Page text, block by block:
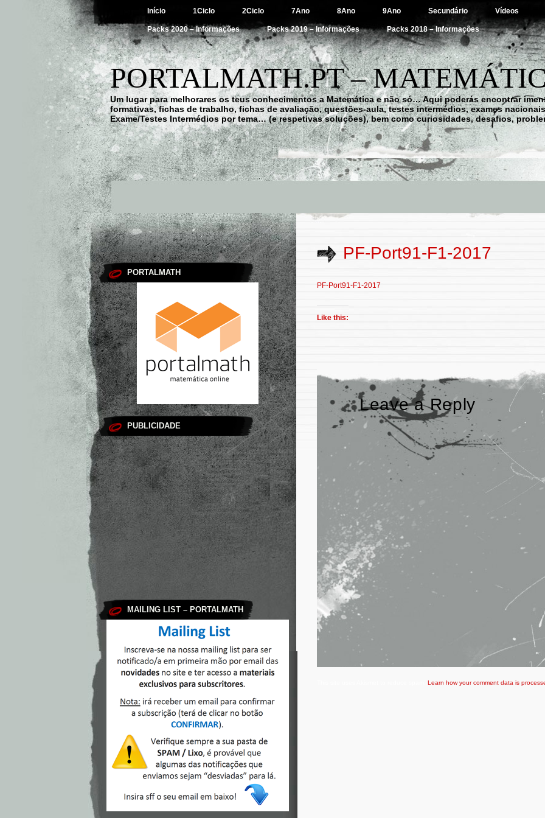
Início 1Ciclo 2Ciclo 7Ano 8Ano 9Ano Secundário Vídeos
Packs 2020 – Informações Packs 2019 – Informações Packs 2018 – Informações
PORTALMATH.PT –
Um lugar para melhorares os teus conhecimentos a Matemática e não só… Aqui poderás encontrar
formativas, fichas de trabalho, fichas de avaliação, questões-aula, testes intermédios, exames
Exame/Testes Intermédios por tema… (e respetivas soluções), bem como curiosidades, desafios,
PORTALMATH
PUBLICIDADE
MAILING LIST – PORTALMATH
PF-Port91-F1-2017
PF-Port91-F1-2017
Like this:
Leave a Reply
Learn how your comment data is